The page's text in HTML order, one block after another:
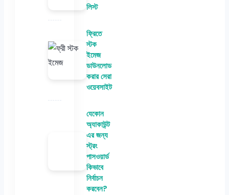
লিস্ট
ফ্রিতে
স্টক
ইমেজ
ডাউনলোড
করার সেরা
ওয়েবসাইট
যেকোন
অ্যাকাউন্ট
এর জন্য
স্ট্রং
পাসওয়ার্ড
কিভাবে
নির্বাচন
করবেন?